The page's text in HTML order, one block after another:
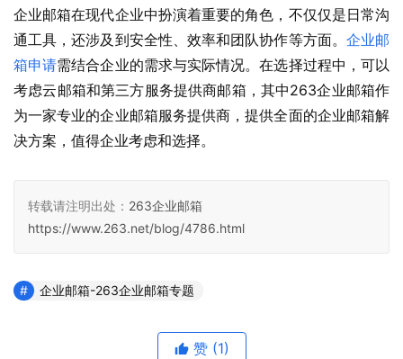
企业邮箱在现代企业中扮演着重要的角色，不仅仅是日常沟
通工具，还涉及到安全性、效率和团队协作等方面。 企业邮
箱申请需结合企业的需求与实际情况。在选择过程中，可以
考虑云邮箱和第三方服务提供商邮箱，其中263企业邮箱作
为一家专业的企业邮箱服务提供商，提供全面的企业邮箱解
决方案，值得企业考虑和选择。
转载请注明出处： 263企业邮箱
https://www.263.net/blog/4786.html
企业邮箱-263企业邮箱专题
赞 (1)